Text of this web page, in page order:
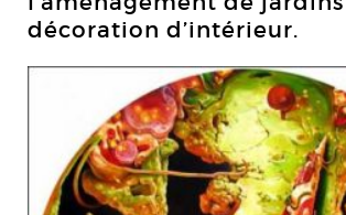
décoration d’intérieur.